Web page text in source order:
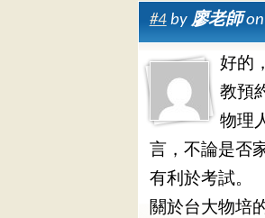
#4by 廖老師on
好的
教預
物理
言，不論是否
有利於考試。
關於台大物培